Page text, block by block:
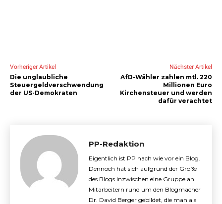
Vorheriger Artikel
Die unglaubliche
Steuergeldverschwendung
der US-Demokraten
Nächster Artikel
AfD-Wähler zahlen mtl. 220
Millionen Euro
Kirchensteuer und werden
dafür verachtet
PP-Redaktion
Eigentlich ist PP nach wie vor ein Blog.
Dennoch hat sich aufgrund der Größe
des Blogs inzwischen eine Gruppe an
Mitarbeitern rund um den Blogmacher
Dr. David Berger gebildet, die man als